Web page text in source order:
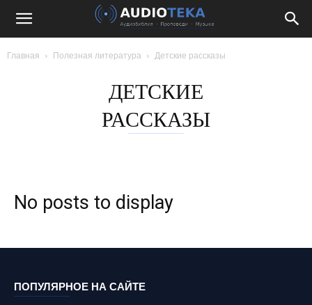
Главная Полезная литература Детские рассказы
ДЕТСКИЕ
РАССКАЗЫ
No posts to display
ПОПУЛЯРНОЕ НА САЙТЕ